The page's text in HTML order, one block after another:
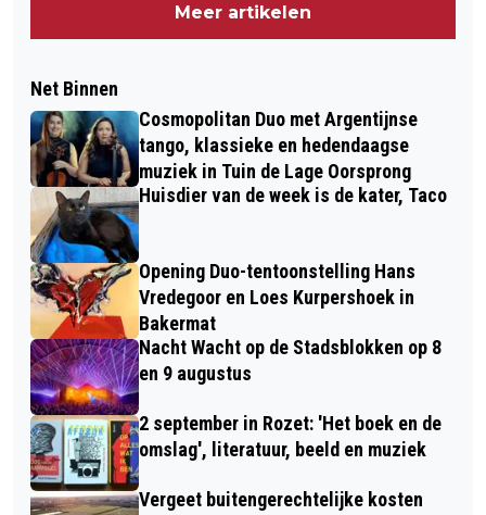
Meer artikelen
Net Binnen
Cosmopolitan Duo met Argentijnse
tango, klassieke en hedendaagse
muziek in Tuin de Lage Oorsprong
Huisdier van de week is de kater, Taco
Opening Duo-tentoonstelling Hans
Vredegoor en Loes Kurpershoek in
Bakermat
Nacht Wacht op de Stadsblokken op 8
en 9 augustus
2 september in Rozet: 'Het boek en de
omslag', literatuur, beeld en muziek
Vergeet buitengerechtelijke kosten